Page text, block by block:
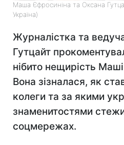
Маша Єфросиніна та Оксана
Україна)
Журналістка та
Гутцайт
нібито нещирість
Вона зізналася, як
колеги та за якими
знаменитостями
соцмережах.